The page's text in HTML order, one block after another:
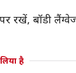
लैंग्वेज
है